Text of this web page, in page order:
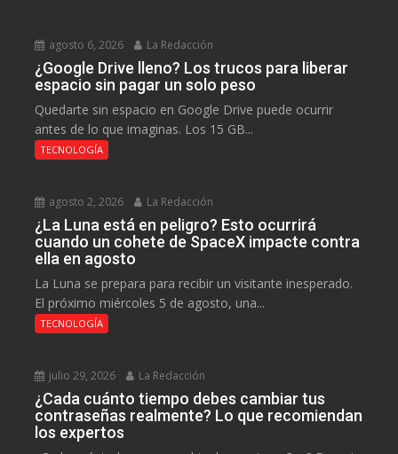
agosto 6, 2026 La Redacción
¿Google Drive lleno? Los trucos para liberar
espacio sin pagar un solo peso
Quedarte sin espacio en Google Drive puede ocurrir
antes de lo que imaginas. Los 15 GB...
TECNOLOGÍA
agosto 2, 2026 La Redacción
¿La Luna está en peligro? Esto ocurrirá
cuando un cohete de SpaceX impacte contra
ella en agosto
La Luna se prepara para recibir un visitante inesperado.
El próximo miércoles 5 de agosto, una...
TECNOLOGÍA
julio 29, 2026 La Redacción
¿Cada cuánto tiempo debes cambiar tus
contraseñas realmente? Lo que recomiendan
los expertos